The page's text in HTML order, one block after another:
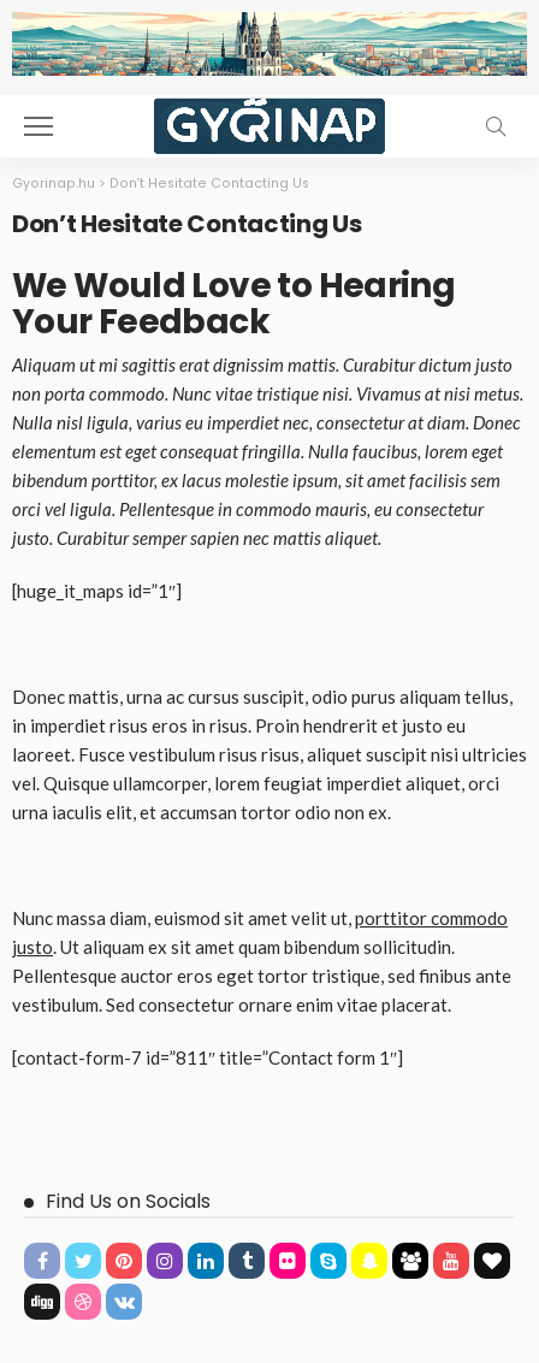
Gyorinap.hu > Don’t Hesitate Contacting Us
Don’t Hesitate Contacting Us
We Would Love to Hearing
Your Feedback
Aliquam ut mi sagittis erat dignissim mattis. Curabitur dictum justo
non porta commodo. Nunc vitae tristique nisi. Vivamus at nisi metus.
Nulla nisl ligula, varius eu imperdiet nec, consectetur at diam. Donec
elementum est eget consequat fringilla. Nulla faucibus, lorem eget
bibendum porttitor, ex lacus molestie ipsum, sit amet facilisis sem
orci vel ligula. Pellentesque in commodo mauris, eu consectetur
justo. Curabitur semper sapien nec mattis aliquet.
[huge_it_maps id=”1″]
Donec mattis, urna ac cursus suscipit, odio purus aliquam tellus,
in imperdiet risus eros in risus. Proin hendrerit et justo eu
laoreet. Fusce vestibulum risus risus, aliquet suscipit nisi ultricies
vel. Quisque ullamcorper, lorem feugiat imperdiet aliquet, orci
urna iaculis elit, et accumsan tortor odio non ex.
Nunc massa diam, euismod sit amet velit ut,porttitor commodo
justo. Ut aliquam ex sit amet quam bibendum sollicitudin.
Pellentesque auctor eros eget tortor tristique, sed finibus ante
vestibulum. Sed consectetur ornare enim vitae placerat.
[contact-form-7 id=”811″ title=”Contact form 1″]
Find Us on Socials